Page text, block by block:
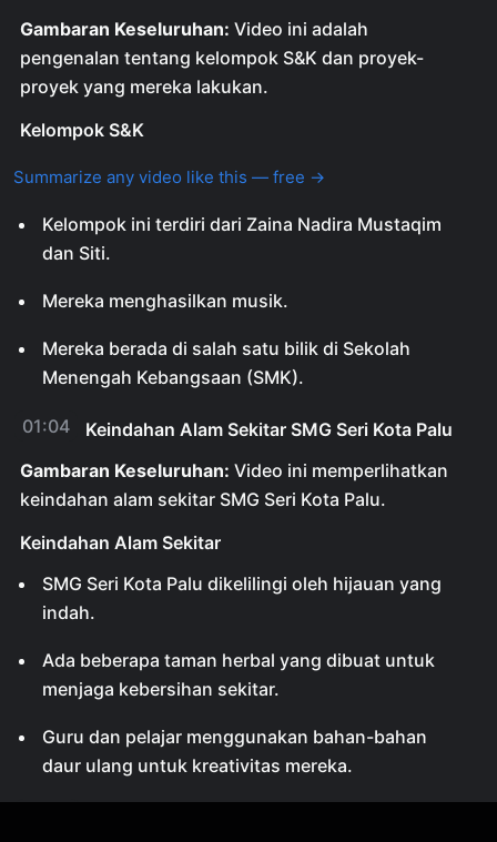
Gambaran Keseluruhan: Video ini adalah
pengenalan tentang kelompok S&K dan proyek-
proyek yang mereka lakukan.
Kelompok S&K
Summarize any video like this — free →
Kelompok ini terdiri dari Zaina Nadira Mustaqim
dan Siti.
Mereka menghasilkan musik.
Mereka berada di salah satu bilik di Sekolah
Menengah Kebangsaan (SMK).
01:04
Keindahan Alam Sekitar SMG Seri Kota Palu
Gambaran Keseluruhan: Video ini memperlihatkan
keindahan alam sekitar SMG Seri Kota Palu.
Keindahan Alam Sekitar
SMG Seri Kota Palu dikelilingi oleh hijauan yang
indah.
Ada beberapa taman herbal yang dibuat untuk
menjaga kebersihan sekitar.
Guru dan pelajar menggunakan bahan-bahan
daur ulang untuk kreativitas mereka.